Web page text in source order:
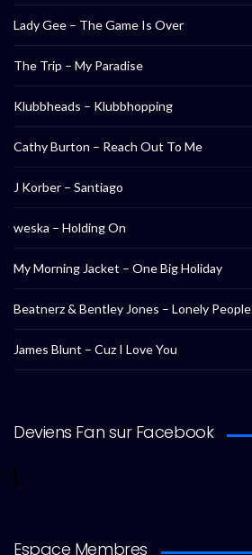
Lady Gee – The Game Is Over
The Trip – My Paradise
Klubbheads – Klubbhopping
Cathy Burton – Reach Out To Me
J Korber – Santiago
weska – Holding On
My Morning Jacket – One Big Holiday
Beatnerz & Bentley Jones – Lonely People
James Blunt – Cuz I Love You
Deviens Fan sur Facebook
Espace Membres